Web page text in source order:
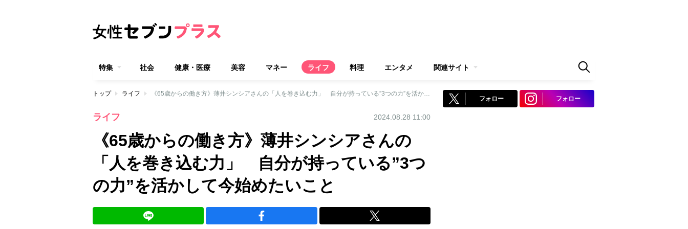
特集 社会 健康・医療 美容 マネー ライフ 料理 エンタメ 関連サイト
トップ ライフ 《65歳からの働き方》薄井シンシアさんの「人を巻き込む力」 自分が持っている”3つの力”を活かして今始めたいこと
ライフ 2024.08.28 11:00
《65歳からの働き方》薄井シンシアさんの
「人を巻き込む力」 自分が持っている”3つ
の力”を活かして今始めたいこと
フォロー フォロー